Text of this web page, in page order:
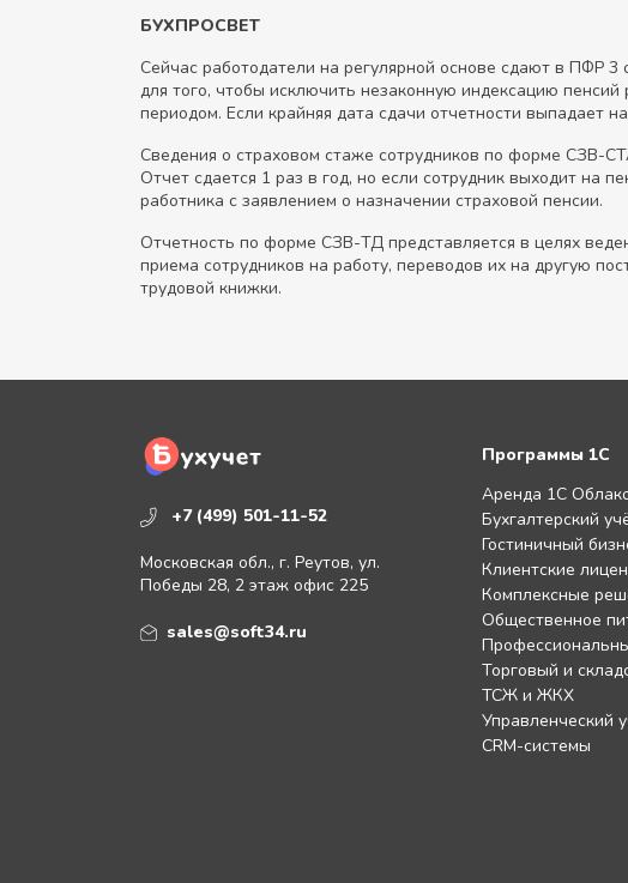
БУХПРОСВЕТ
Сейчас работодатели на регулярной основе сдают в
для того, чтобы исключить незаконную индексацию
периодом. Если крайняя дата сдачи отчетности выпадает
Сведения о страховом стаже сотрудников по форме СЗВ-
Отчет сдается 1 раз в год, но если сотрудник выходит
работника с заявлением о назначении страховой пенсии.
Отчетность по форме СЗВ-ТД представляется в целях
приема сотрудников на работу, переводов их на другую
трудовой книжки.
+7 (499) 501-11-52
Московская обл., г. Реутов, ул.
Победы 28, 2 этаж офис 225
sales@soft34.ru
Программы 1С
Аренда 1С
Бухгалтерский
Гостиничный
Клиентские
Комплексные
Общественное
Торговый и
ТСЖ и ЖКХ
Управленческий
CRM-системы